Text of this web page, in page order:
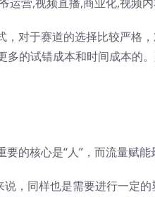
，对于赛道的选择比较严格
多的试错成本和时间成本的
的核心是“人”，而流量赋能
说，同样也是需要进行一定